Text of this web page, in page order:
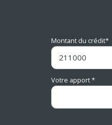
Montant du crédit*
Votre apport *